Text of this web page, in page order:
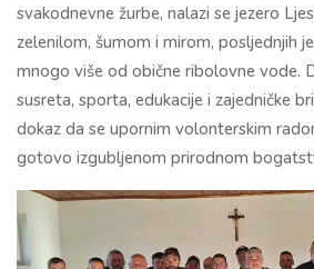
svakodnevne žurbe, nalazi se jezero
zelenilom, šumom i mirom, posljednjih
mnogo više od obične ribolovne vode.
susreta, sporta, edukacije i zajedničke
dokaz da se upornim volonterskim
gotovo izgubljenom prirodnom